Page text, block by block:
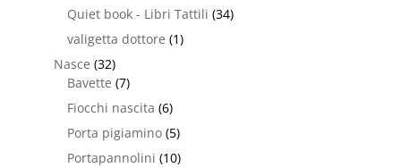
Quiet book - Libri Tattili (34)
valigetta dottore (1)
Nasce (32)
Bavette (7)
Fiocchi nascita (6)
Porta pigiamino (5)
Portapannolini (10)